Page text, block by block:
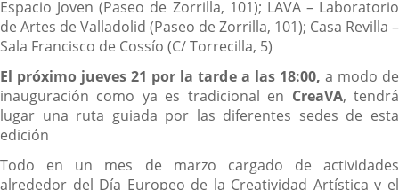
Espacio Joven (Paseo de Zorrilla, 101); LAVA – Laboratorio
de Artes de Valladolid (Paseo de Zorrilla, 101); Casa Revilla –
Sala Francisco de Cossío (C/ Torrecilla, 5)
El próximo jueves 21 por la tarde a las 18:00, a modo de
inauguración como ya es tradicional en CreaVA, tendrá
lugar una ruta guiada por las diferentes sedes de esta
edición
Todo en un mes de marzo cargado de actividades
alrededor del Día Europeo de la Creatividad Artística y el